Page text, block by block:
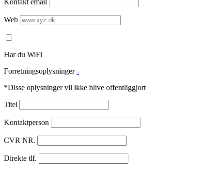
Kontakt email
Web
Har du WiFi
Forretningsoplysninger -
*Disse oplysninger vil ikke blive offentliggjort
Titel
Kontaktperson
CVR NR.
Direkte tlf.